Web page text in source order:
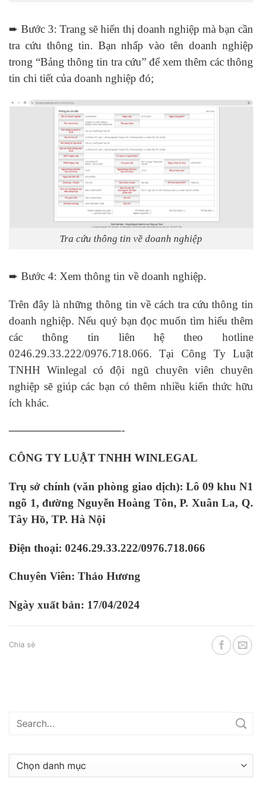
➨ Bước 3: Trang sẽ hiển thị doanh nghiệp mà bạn cần
tra cứu thông tin. Bạn nhấp vào tên doanh nghiệp
trong “Bảng thông tin tra cứu” để xem thêm các thông
tin chi tiết của doanh nghiệp đó;
Tra cứu thông tin về doanh nghiệp
➨ Bước 4: Xem thông tin về doanh nghiệp.
Trên đây là những thông tin về cách tra cứu thông tin
doanh nghiệp. Nếu quý bạn đọc muốn tìm hiểu thêm
các thông tin liên hệ theo hotline
0246.29.33.222/0976.718.066. Tại Công Ty Luật
TNHH Winlegal có đội ngũ chuyên viên chuyên
nghiệp sẽ giúp các bạn có thêm nhiều kiến thức hữu
ích khác.
————————————-
CÔNG TY LUẬT TNHH WINLEGAL
Trụ sở chính (văn phòng giao dịch): Lô 09 khu N1
ngõ 1, đường Nguyễn Hoàng Tôn, P. Xuân La, Q.
Tây Hồ, TP. Hà Nội
Điện thoại: 0246.29.33.222/0976.718.066
Chuyên Viên: Thảo Hương
Ngày xuất bản: 17/04/2024
Chia sẻ
mục